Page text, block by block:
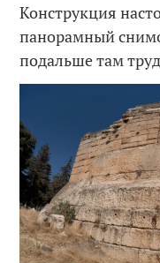
Конструкция
панорамный
подальше там